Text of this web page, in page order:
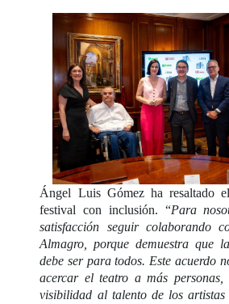
Ángel Luis Gómez ha resaltado
festival con inclusión. “Para
satisfacción seguir colaborando
Almagro, porque demuestra que
debe ser para todos. Este acuerdo
acercar el teatro a más
visibilidad al talento de los artistas